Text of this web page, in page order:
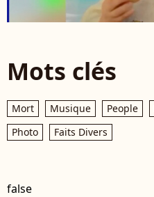
Mots clés
Mort Musique People
Photo
Faits Divers
false